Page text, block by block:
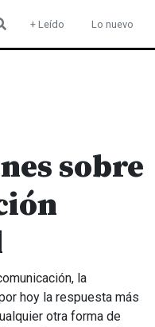
+ Leído Lo nuevo
sobre
la
hoy la respuesta más
otra forma de